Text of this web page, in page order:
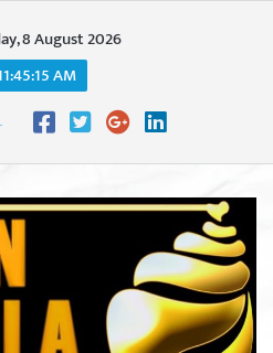
8 August 2026
AM